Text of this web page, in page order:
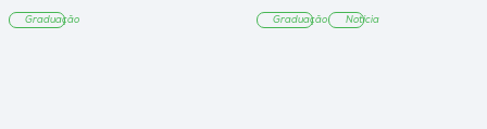
Graduação Graduação Notícia